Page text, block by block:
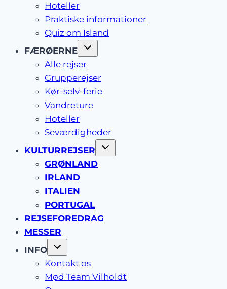
Hoteller
Praktiske informationer
Quiz om Island
FÆRØERNE
Alle rejser
Grupperejser
Kør-selv-ferie
Vandreture
Hoteller
Seværdigheder
KULTURREJSER
GRØNLAND
IRLAND
ITALIEN
PORTUGAL
REJSEFOREDRAG
MESSER
INFO
Kontakt os
Mød Team Vilholdt